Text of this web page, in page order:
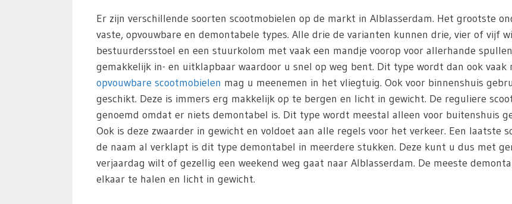
Er zijn verschillende soorten scootmobielen op de markt in Alblasserdam. Het grootste
vaste, opvouwbare en demontabele types. Alle drie de varianten kunnen drie, vier of vijf
bestuurdersstoel en een stuurkolom met vaak een mandje voorop voor allerhande
gemakkelijk in- en uitklapbaar waardoor u snel op weg bent. Dit type wordt dan ook vaak
opvouwbare scootmobielen mag u meenemen in het vliegtuig. Ook voor binnenshuis
geschikt. Deze is immers erg makkelijk op te bergen en licht in gewicht. De reguliere
genoemd omdat er niets demontabel is. Dit type wordt meestal alleen voor buitenshuis
Ook is deze zwaarder in gewicht en voldoet aan alle regels voor het verkeer. Een laatste
de naam al verklapt is dit type demontabel in meerdere stukken. Deze kunt u dus met
verjaardag wilt of gezellig een weekend weg gaat naar Alblasserdam. De meeste
elkaar te halen en licht in gewicht.